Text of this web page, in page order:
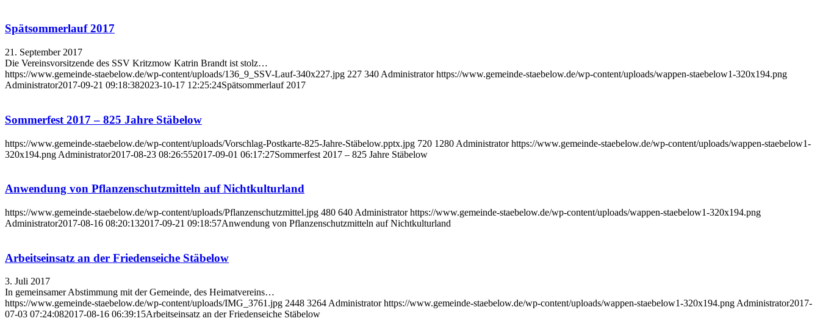
Spätsommerlauf 2017
21. September 2017
Die Vereinsvorsitzende des SSV Kritzmow Katrin Brandt ist stolz…
https://www.gemeinde-staebelow.de/wp-content/uploads/136_9_SSV-Lauf-340x227.jpg 227 340 Administrator https://www.gemeinde-staebelow.de/wp-content/uploads/wappen-staebelow1-320x194.png
Administrator2017-09-21 09:18:382023-10-17 12:25:24Spätsommerlauf 2017
Sommerfest 2017 – 825 Jahre Stäbelow
https://www.gemeinde-staebelow.de/wp-content/uploads/Vorschlag-Postkarte-825-Jahre-Stäbelow.pptx.jpg 720 1280 Administrator https://www.gemeinde-staebelow.de/wp-content/uploads/wappen-staebelow1-
320x194.png Administrator2017-08-23 08:26:552017-09-01 06:17:27Sommerfest 2017 – 825 Jahre Stäbelow
Anwendung von Pflanzenschutzmitteln auf Nichtkulturland
https://www.gemeinde-staebelow.de/wp-content/uploads/Pflanzenschutzmittel.jpg 480 640 Administrator https://www.gemeinde-staebelow.de/wp-content/uploads/wappen-staebelow1-320x194.png
Administrator2017-08-16 08:20:132017-09-21 09:18:57Anwendung von Pflanzenschutzmitteln auf Nichtkulturland
Arbeitseinsatz an der Friedenseiche Stäbelow
3. Juli 2017
In gemeinsamer Abstimmung mit der Gemeinde, des Heimatvereins…
https://www.gemeinde-staebelow.de/wp-content/uploads/IMG_3761.jpg 2448 3264 Administrator https://www.gemeinde-staebelow.de/wp-content/uploads/wappen-staebelow1-320x194.png Administrator2017-
07-03 07:24:082017-08-16 06:39:15Arbeitseinsatz an der Friedenseiche Stäbelow